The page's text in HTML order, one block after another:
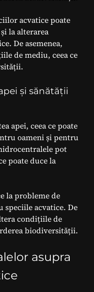
acvatice poate
la alterarea
De asemenea,
de mediu, ceea ce
și sănătății
apei, ceea ce poate
oameni și pentru
pot
poate duce la
la probleme de
speciile acvatice. De
condițiile de
biodiversității.
asupra